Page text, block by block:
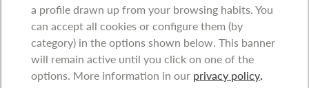
a profile drawn up from your browsing habits. You
can accept all cookies or configure them (by
category) in the options shown below. This banner
will remain active until you click on one of the
options. More information in our privacy policy.